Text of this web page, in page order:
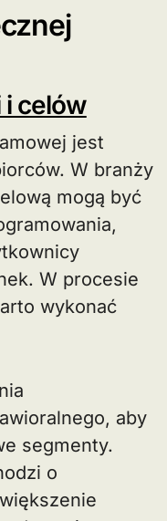
i celów
jest
W branży
mogą być
W procesie
wykonać
aby
segmenty.
o